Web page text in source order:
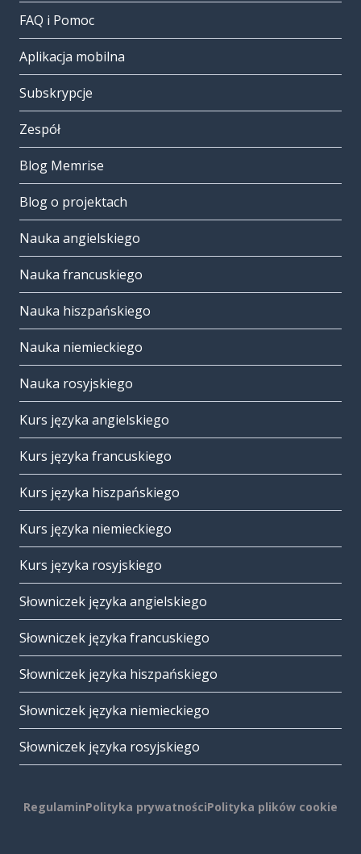
FAQ i Pomoc
Aplikacja mobilna
Subskrypcje
Zespół
Blog Memrise
Blog o projektach
Nauka angielskiego
Nauka francuskiego
Nauka hiszpańskiego
Nauka niemieckiego
Nauka rosyjskiego
Kurs języka angielskiego
Kurs języka francuskiego
Kurs języka hiszpańskiego
Kurs języka niemieckiego
Kurs języka rosyjskiego
Słowniczek języka angielskiego
Słowniczek języka francuskiego
Słowniczek języka hiszpańskiego
Słowniczek języka niemieckiego
Słowniczek języka rosyjskiego
RegulaminPolityka prywatnościPolityka plików cookie